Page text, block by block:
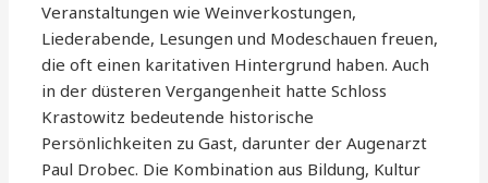
Veranstaltungen wie Weinverkostungen,
Liederabende, Lesungen und Modeschauen freuen,
die oft einen karitativen Hintergrund haben. Auch
in der düsteren Vergangenheit hatte Schloss
Krastowitz bedeutende historische
Persönlichkeiten zu Gast, darunter der Augenarzt
Paul Drobec. Die Kombination aus Bildung, Kultur